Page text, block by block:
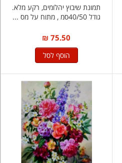
תמונת שיבוץ יהלומים, רקע מלא.
גודל 40/50סמ , מתוח על מס ...
75.50 ₪
הוסף לסל